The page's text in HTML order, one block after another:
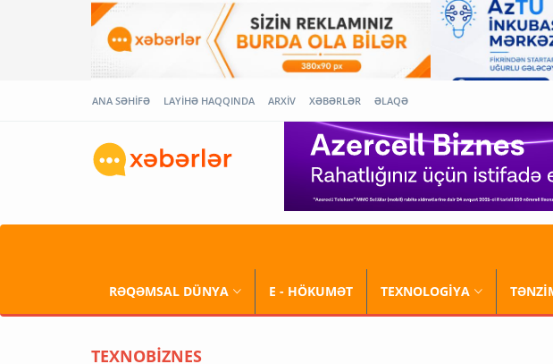
ANA SƏHİFƏ LAYİHƏ HAQQINDA ARXİV XƏBƏRLƏR ƏLAQƏ
RƏQƏMSAL DÜNYA E - HÖKUMƏT TEXNOLOGİYA
TEXNOBİZNES